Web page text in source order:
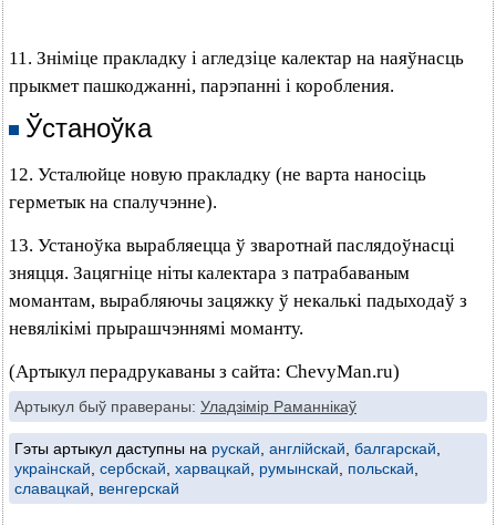
11. Зніміце пракладку і агледзіце калектар на наяўнасць
прыкмет пашкоджанні, парэпанні і коробления.
Ўстаноўка
12. Усталюйце новую пракладку (не варта наносіць
герметык на спалучэнне).
13. Устаноўка вырабляецца ў зваротнай паслядоўнасці
зняцця. Зацягніце ніты калектара з патрабаваным
момантам, вырабляючы зацяжку ў некалькі падыходаў з
невялікімі прырашчэннямі моманту.
(Артыкул перадрукаваны з сайта: ChevyMan.ru)
Артыкул быў правераны: Уладзімір Раманнікаў
Гэты артыкул даступны на рускай англійскай балгарскай
украінскай сербскай харвацкай румынскай польскай
славацкай
венгерскай